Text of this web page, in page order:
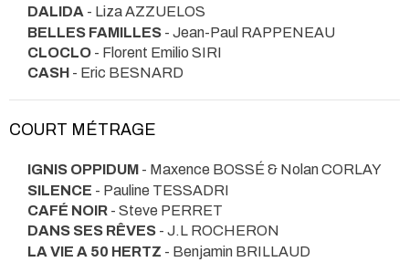
DALIDA - Liza AZZUELOS
BELLES FAMILLES - Jean-Paul RAPPENEAU
CLOCLO - Florent Emilio SIRI
CASH - Eric BESNARD
COURT MÉTRAGE
IGNIS OPPIDUM - Maxence BOSSÉ & Nolan CORLAY
SILENCE - Pauline TESSADRI
CAFÉ NOIR - Steve PERRET
DANS SES RÊVES - J.L ROCHERON
LA VIE A 50 HERTZ - Benjamin BRILLAUD